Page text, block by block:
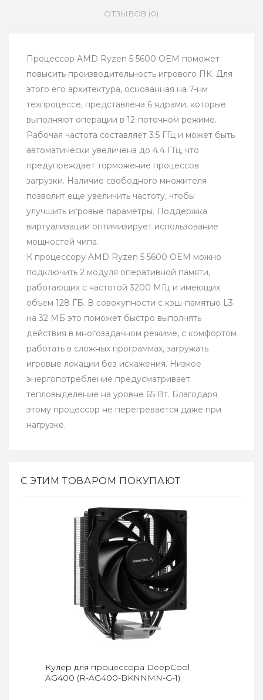
ОТЗЫВОВ (0)
Процессор AMD Ryzen 5 5600 OEM поможет
повысить производительность игрового ПК. Для
этого его архитектура, основанная на 7-нм
техпроцессе, представлена 6 ядрами, которые
выполняют операции в 12-поточном режиме.
Рабочая частота составляет 3.5 ГГц и может быть
автоматически увеличена до 4.4 ГГц, что
предупреждает торможение процессов
загрузки. Наличие свободного множителя
позволит еще увеличить частоту, чтобы
улучшить игровые параметры. Поддержка
виртуализации оптимизирует использование
мощностей чипа.
К процессору AMD Ryzen 5 5600 OEM можно
подключить 2 модуля оперативной памяти,
работающих с частотой 3200 МГц и имеющих
объем 128 ГБ. В совокупности с кэш-памятью L3
на 32 МБ это поможет быстро выполнять
действия в многозадачном режиме, с комфортом
работать в сложных программах, загружать
игровые локации без искажения. Низкое
энергопотребление предусматривает
тепловыделение на уровне 65 Вт. Благодаря
этому процессор не перегревается даже при
нагрузке.
С ЭТИМ ТОВАРОМ ПОКУПАЮТ
Кулер для процессора DeepCool
AG400 (R-AG400-BKNNMN-G-1)